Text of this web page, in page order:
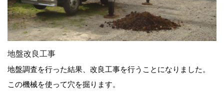
地盤改良工事
地盤調査を行った結果、改良工事を行うことになりました。
この機械を使って穴を掘ります。